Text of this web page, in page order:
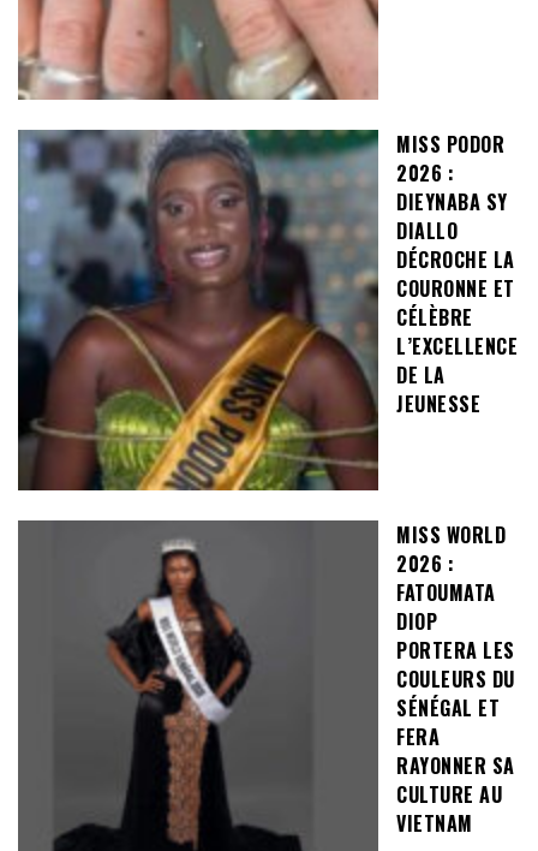
MISS PODOR
2026 :
DIEYNABA SY
DIALLO
DÉCROCHE LA
COURONNE ET
CÉLÈBRE
L’EXCELLENCE
DE LA
JEUNESSE
MISS WORLD
2026 :
FATOUMATA
DIOP
PORTERA LES
COULEURS DU
SÉNÉGAL ET
FERA
RAYONNER SA
CULTURE AU
VIETNAM